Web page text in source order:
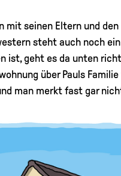
mit seinen Eltern und
steht auch noch
ist, geht es da unten
über Pauls
man merkt fast gar